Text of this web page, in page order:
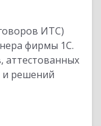
ИТС)
фирмы 1С.
аттестованных
и решений